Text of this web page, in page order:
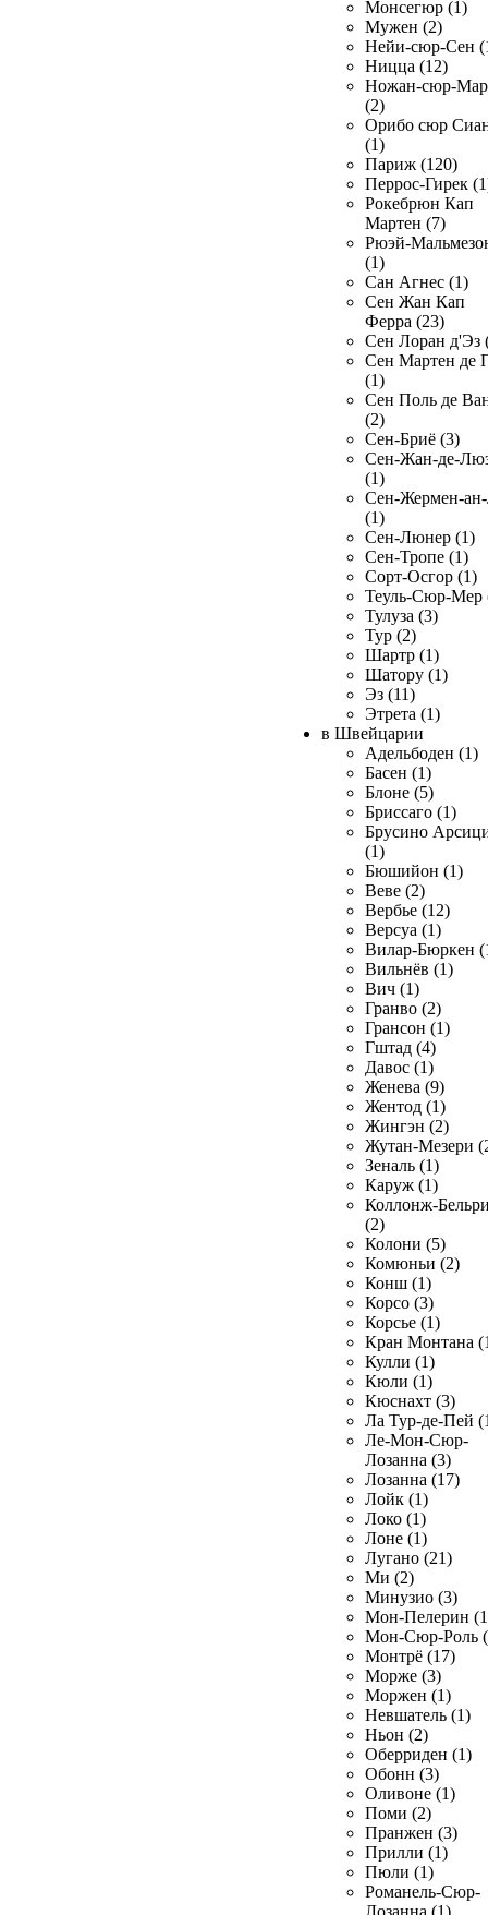
Монсегюр (1)
Мужен (2)
Нейи-сюр-Сен
Ницца (12)
Ножан-сюр-
(2)
Орибо сюр
(1)
Париж (120)
Перрос-Гирек
Рокебрюн Кап
Мартен (7)
Рюэй-
(1)
Сан Агнес (1)
Сен Жан Кап
Ферра (23)
Сен Лоран д'Эз
Сен Мартен де
(1)
Сен Поль де
(2)
Сен-Бриё (3)
Сен-Жан-де-
(1)
Сен-Жермен-
(1)
Сен-Люнер (1)
Сен-Тропе (1)
Сорт-Осгор (1)
Теуль-Сюр-Мер
Тулуза (3)
Тур (2)
Шартр (1)
Шатору (1)
Эз (11)
Этрета (1)
в Швейцарии
Адельбоден (1)
Басен (1)
Блоне (5)
Бриссаго (1)
Брусино
(1)
Бюшийон (1)
Веве (2)
Вербье (12)
Версуа (1)
Вилар-Бюркен
Вильнёв (1)
Вич (1)
Гранво (2)
Грансон (1)
Гштад (4)
Давос (1)
Женева (9)
Жентод (1)
Жингэн (2)
Жутан-Мезери
Зеналь (1)
Каруж (1)
Коллонж-
(2)
Колони (5)
Комюньи (2)
Конш (1)
Корсо (3)
Корсье (1)
Кран Монтана
Кулли (1)
Кюли (1)
Кюснахт (3)
Ла Тур-де-Пей
Ле-Мон-Сюр-
Лозанна (3)
Лозанна (17)
Лойк (1)
Локо (1)
Лоне (1)
Лугано (21)
Ми (2)
Минузио (3)
Мон-Пелерин
Мон-Сюр-Роль
Монтрё (17)
Морже (3)
Моржен (1)
Невшатель (1)
Ньон (2)
Оберриден (1)
Обонн (3)
Оливоне (1)
Поми (2)
Пранжен (3)
Прилли (1)
Пюли (1)
Романель-Сюр-
Лозанна (1)